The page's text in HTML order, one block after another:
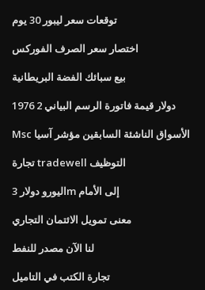
توقعات سعر ليبور 30 ​​يوم
اختصار سعر الصرف الفوركس
بيع سبائك الفضة البريطانية
1976 2 دولار قيمة فاتورة الرسم البياني
Msc الأسواق الناشئة السابقين مؤشر آسيا
تجارة tradewell التوظيف
اليورو دولار 3m إلى الأمام
معنى تمويل الائتمان التجاري
لنا الآن مصدر للنفط
تجارة الكتب في التاميل